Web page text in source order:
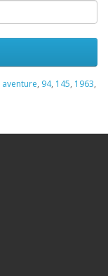
aventure, 94, 145, 1963,